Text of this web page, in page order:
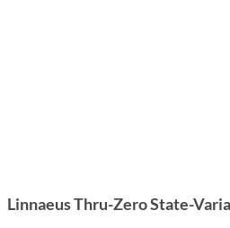
Linnaeus Thru-Zero State-